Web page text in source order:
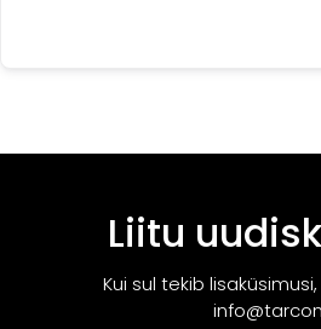
Liitu
Kui sul tekib